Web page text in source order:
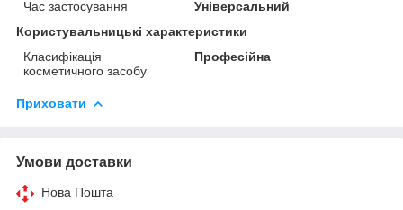
Час застосування
Універсальний
Користувальницькі характеристики
Класифікація
косметичного засобу
Професійна
Приховати
Умови доставки
Нова Пошта